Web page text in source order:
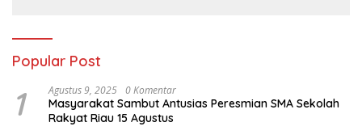
Popular Post
1 Agustus 9, 2025 0 Komentar
Masyarakat Sambut Antusias Peresmian SMA Sekolah
Rakyat Riau 15 Agustus